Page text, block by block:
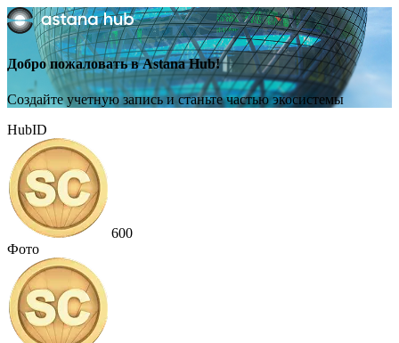
Добро пожаловать в Astana Hub!
Создайте учетную запись и станьте частью экосистемы
HubID
600
Фото